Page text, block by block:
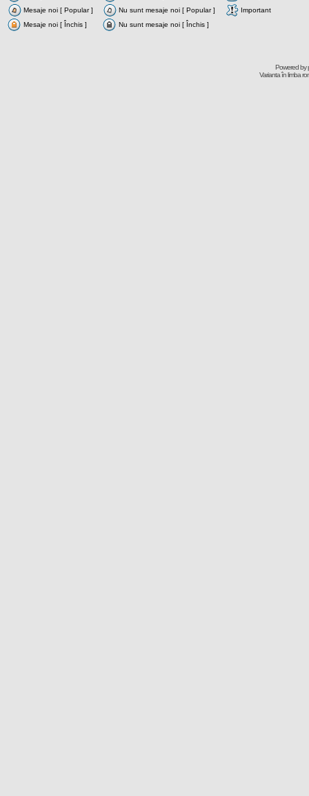
Mesaje noi [ Popular ]
Nu sunt mesaje noi [ Popular ]
Important
Mesaje noi [ Închis ]
Nu sunt mesaje noi [ Închis ]
Powered by
Varianta în limba